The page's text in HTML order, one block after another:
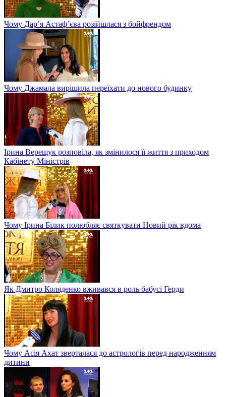
Чому Дар’я Астаф’єва розійшлася з бойфрендом
Чому Джамала вирішила переїхати до нового будинку
Ірина Верещук розповіла, як змінилося її життя з приходом
Кабінету Міністрів
Чому Ірина Білик полюбляє святкувати Новий рік вдома
Як Дмитро Коляденко вживався в роль бабусі Герди
Чому Асія Ахат зверталася до астрологів перед народженням
дитини